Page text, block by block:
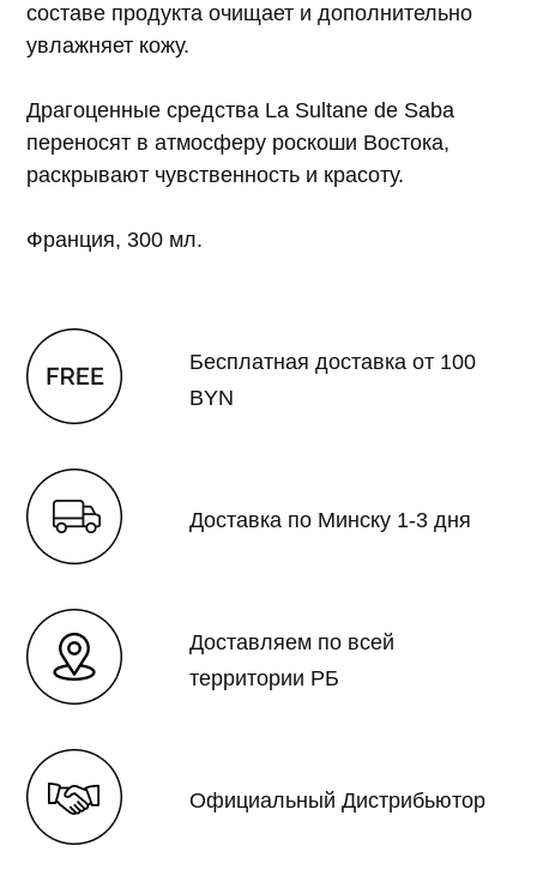
составе продукта очищает и дополнительно
увлажняет кожу.
Драгоценные средства La Sultane de Saba
переносят в атмосферу роскоши Востока,
раскрывают чувственность и красоту.
Франция, 300 мл.
Бесплатная доставка от 100
BYN
Доставка по Минску 1-3 дня
Доставляем по всей
территории РБ
Официальный Дистрибьютор